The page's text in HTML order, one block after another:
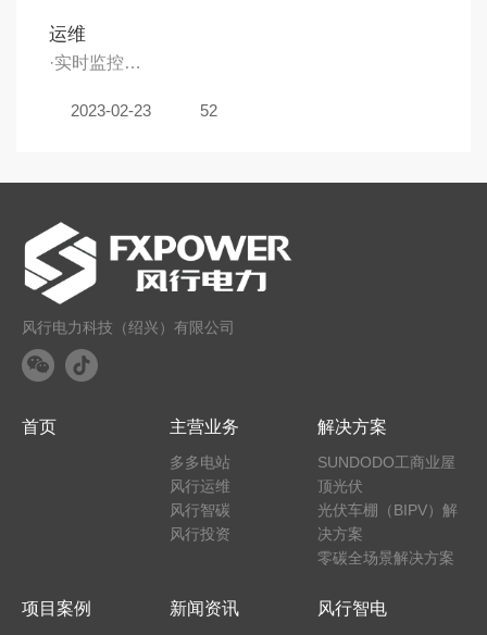
运维
·实时监控
2023-02-23 52
风行电力科技（绍兴）有限公司
首页 主营业务
多多电站
风行运维
风行智碳
风行投资
解决方案
SUNDODO工商业屋
顶光伏
光伏车棚（BIPV）解
决方案
零碳全场景解决方案
项目案例 新闻资讯 风行智电